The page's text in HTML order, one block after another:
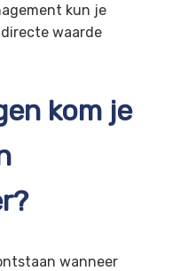
kun je
waarde
kom je
wanneer